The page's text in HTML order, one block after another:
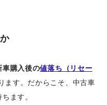
車購入後の値落ち（リセー
ます。だからこそ、中古車
ます。